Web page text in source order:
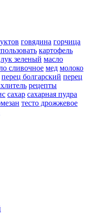
говядина горчица
картофель
лук зеленый масло
сливочное мед молоко
перец болгарский перец
рецепты
сахар сахарная пудра
тесто дрожжевое